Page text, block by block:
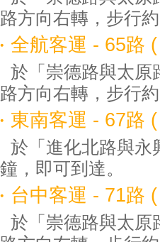
路方向右轉，步行
全航客運 - 65路
於「崇德路與太原
路方向右轉，步行
東南客運 - 67路
於「進化北路與永
鐘，即可到達。
台中客運 - 71路
於「崇德路與太原